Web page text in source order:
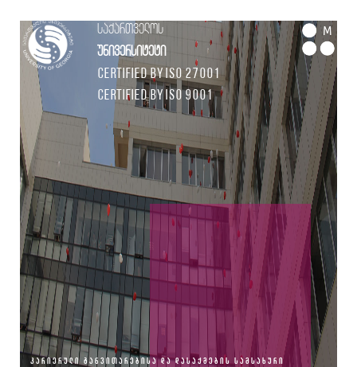
საქართველოს
უნივერსიტეტი
Certified by ISO 27001
Certified by ISO 9001
M
კარიერული განვითარებისა და დასაქმების სამსახური